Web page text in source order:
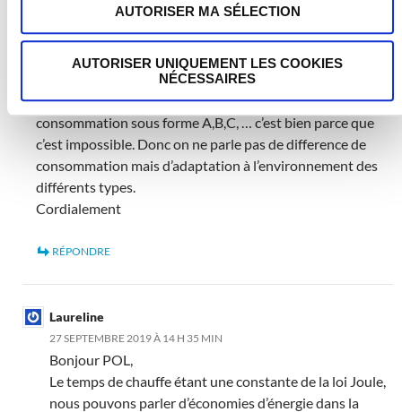
AUTORISER MA SÉLECTION
AUTORISER UNIQUEMENT LES COOKIES
NÉCESSAIRES
Je ne vois pas comment un radiateur de 2kw peut être
moins énergivore qu’un autre, la loi de joule est la même
D’ailleurs, si les fabricants ont été exemptés d’afficher la
consommation sous forme A,B,C, … c’est bien parce que
c’est impossible. Donc on ne parle pas de difference de
consommation mais d’adaptation à l’environnement des
différents types.
Cordialement
RÉPONDRE
Laureline
27 SEPTEMBRE 2019 À 14 H 35 MIN
Bonjour POL,
Le temps de chauffe étant une constante de la loi Joule,
nous pouvons parler d’économies d’énergie dans la